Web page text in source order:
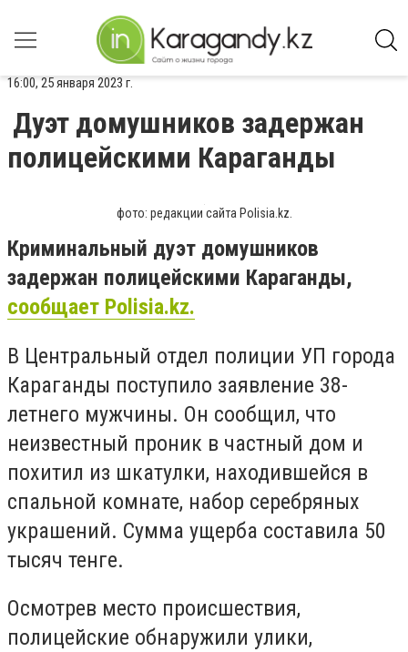
16:00, 25 января 2023 г.
Дуэт домушников задержан
полицейскими Караганды
фото: редакции сайта Polisia.kz.
Криминальный дуэт домушников
задержан полицейскими Караганды,
сообщает Polisia.kz.
В Центральный отдел полиции УП города
Караганды поступило заявление 38-
летнего мужчины. Он сообщил, что
неизвестный проник в частный дом и
похитил из шкатулки, находившейся в
спальной комнате, набор серебряных
украшений. Сумма ущерба составила 50
тысяч тенге.
Осмотрев место происшествия,
полицейские обнаружили улики,